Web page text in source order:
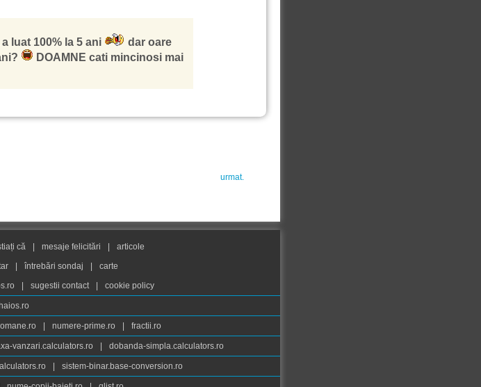
luat 100% la 5 ani
dar oare
DOAMNE cati mincinosi mai
urmat.
că mesaje felicitări
articole
întrebări sondaj
carte
sugestii contact cookie policy
haios.ro
numere-prime.ro fractii.ro
vanzari.calculators.ro dobanda-simpla.calculators.ro
sistem-binar.base-conversion.ro